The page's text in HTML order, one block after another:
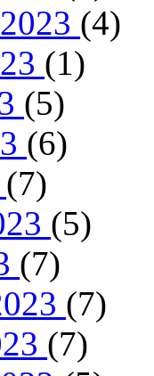
(4)
(1)
(5)
(6)
(7)
(5)
(7)
(7)
(7)